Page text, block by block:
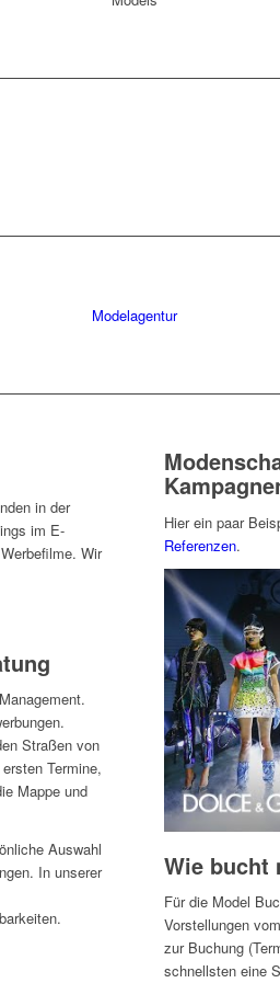
Modelagentur
in der
im E-
Wir
Straßen von
Termine,
Mappe und
Auswahl
In unserer
Hier ein paar
Referenzen.
Wie bucht
Für die Model
Vorstellungen
zur Buchung
schnellsten eine